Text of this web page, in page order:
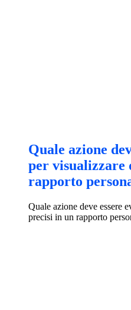
Quale azione
per visualizzare
rapporto
Quale azione deve essere
precisi in un rapporto